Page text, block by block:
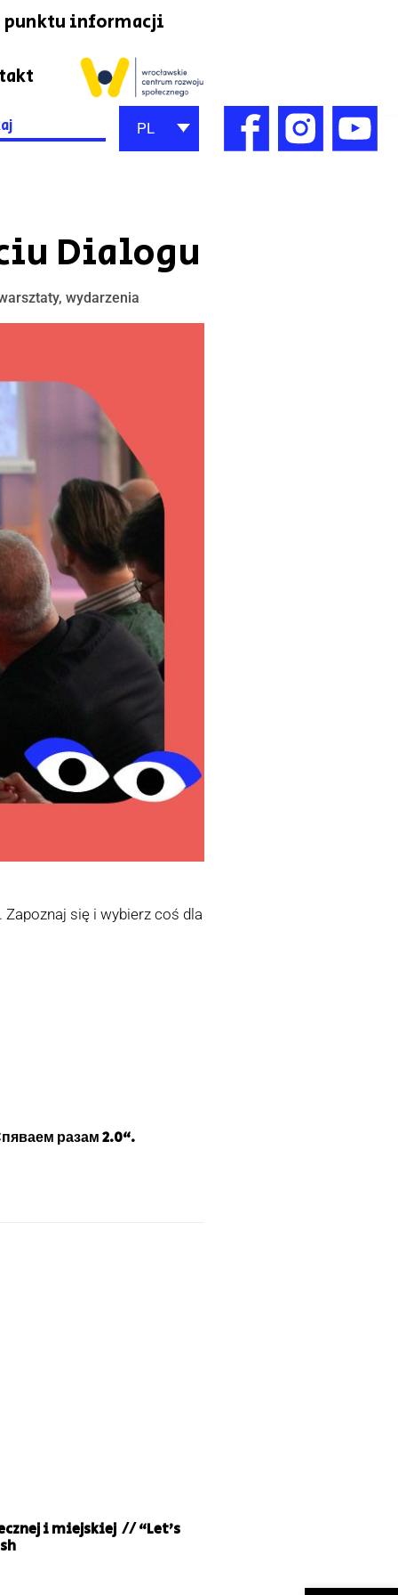
punktu informacji
PL
Dialogu
, wydarzenia
Zapoznaj się i wybierz coś dla
разам 2.0“.
i miejskiej // “Let’s